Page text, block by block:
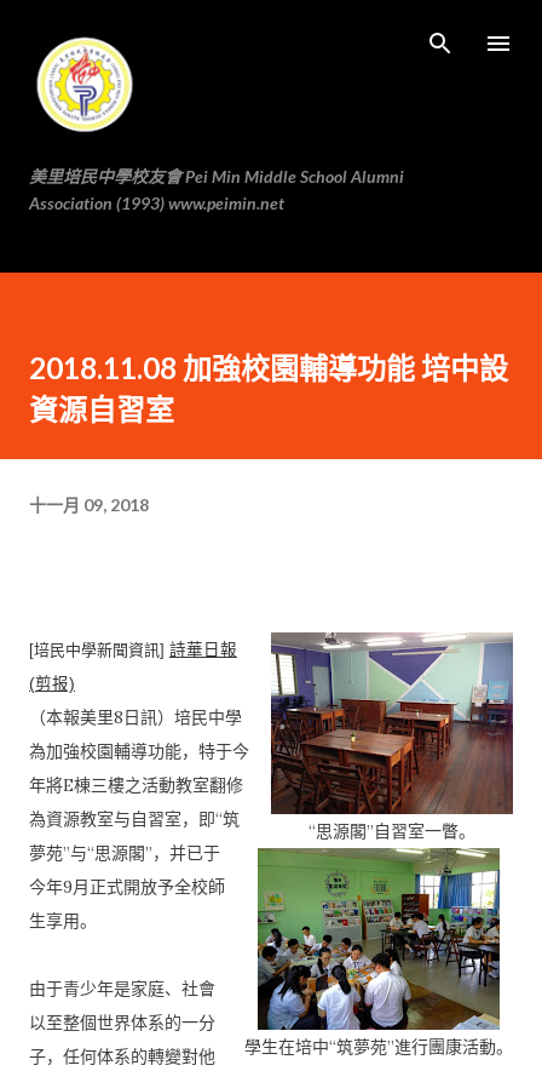
美里培民中學校友會 Pei Min Middle School Alumni
Association (1993) www.peimin.net
2018.11.08 加強校園輔導功能 培中設
資源自習室
十一月 09, 2018
“思源閣”自習室一瞥。
[培民中學新聞資訊] 詩華日報
(剪报)
學生在培中“筑夢苑”進行團康活動。
（本報美里8日訊）培民中學
為加強校園輔導功能， 特于今
年將E棟三樓之活動教室翻修
為資源教室与自習室，即“筑
夢苑”与“思源閣”，并已于
今年9月正式開放予全校師
生享用。
由于青少年是家庭、社會
以至整個世界体系的一分
子， 任何体系的轉變對他